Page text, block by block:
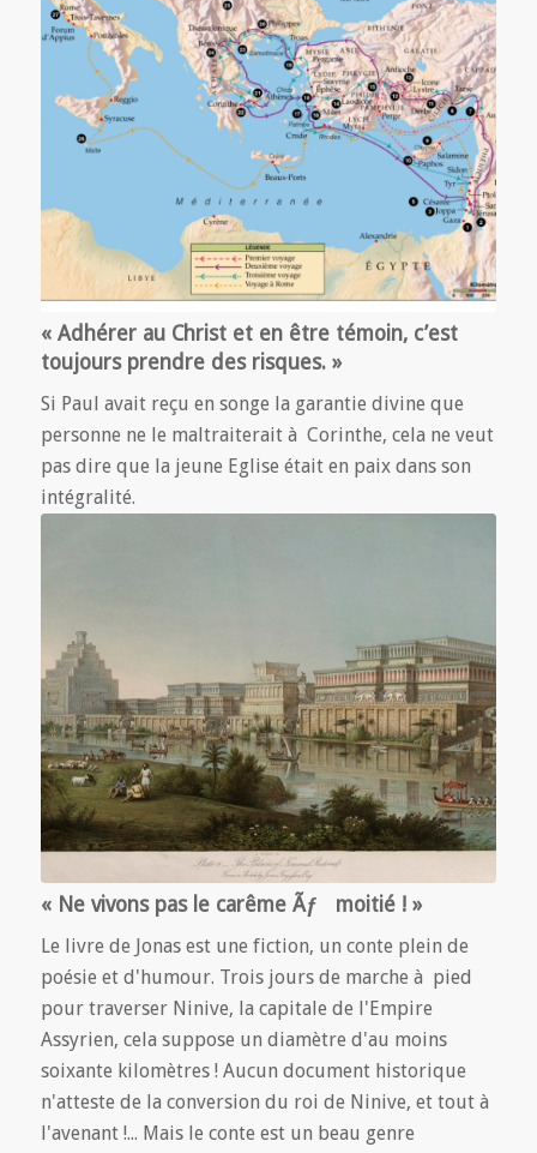
« Adhérer au Christ et en être témoin, c’est
toujours prendre des risques. »
Si Paul avait reçu en songe la garantie divine que
personne ne le maltraiterait à Corinthe, cela ne veut
pas dire que la jeune Eglise était en paix dans son
intégralité.
« Ne vivons pas le carême Ãƒ moitié ! »
Le livre de Jonas est une fiction, un conte plein de
poésie et d'humour. Trois jours de marche à pied
pour traverser Ninive, la capitale de l'Empire
Assyrien, cela suppose un diamètre d'au moins
soixante kilomètres ! Aucun document historique
n'atteste de la conversion du roi de Ninive, et tout à
l'avenant !... Mais le conte est un beau genre